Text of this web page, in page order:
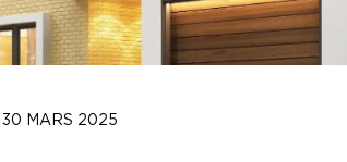
30 MARS 2025